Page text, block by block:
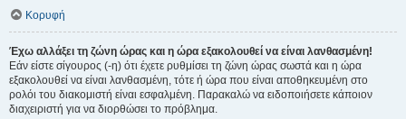
Κορυφή
Έχω αλλάξει τη ζώνη ώρας και η ώρα εξακολουθεί να είναι λανθασμένη!
Εάν είστε σίγουρος (-η) ότι έχετε ρυθμίσει τη ζώνη ώρας σωστά και η ώρα
εξακολουθεί να είναι λανθασμένη, τότε ή ώρα που είναι αποθηκευμένη στο
ρολόι του διακομιστή είναι εσφαλμένη. Παρακαλώ να ειδοποιήσετε κάποιον
διαχειριστή για να διορθώσει το πρόβλημα.